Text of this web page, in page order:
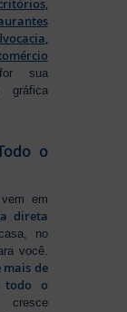
,
,
sua
gráfica
o
em
direta
no
você.
mais de
todo o